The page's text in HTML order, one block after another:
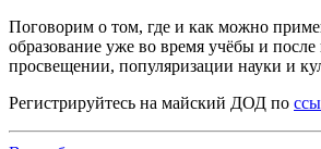
Поговорим о том, где и как можно
образование уже во время учёбы и
просвещении, популяризации науки и
Регистрируйтесь на майский ДОД по